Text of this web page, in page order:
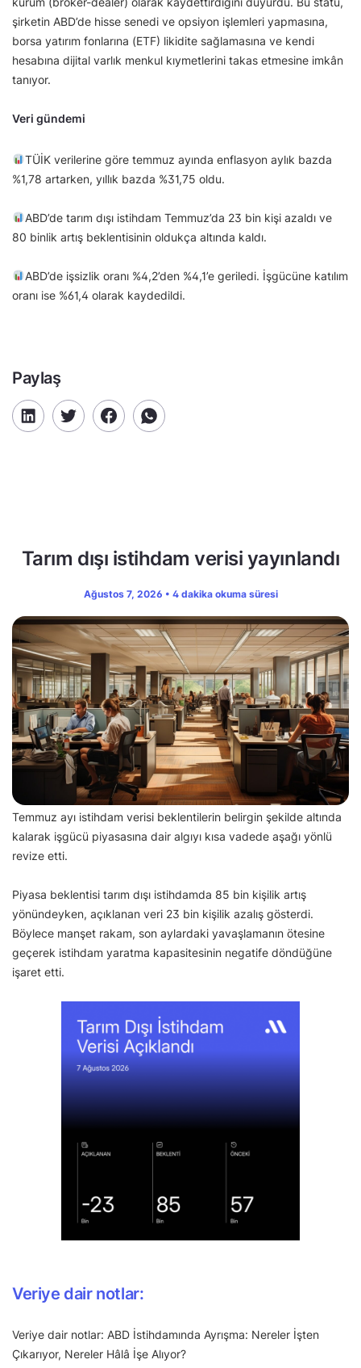
şirketin ABD’de hisse senedi ve opsiyon işlemleri yapmasına,
borsa yatırım fonlarına (ETF) likidite sağlamasına ve kendi
hesabına dijital varlık menkul kıymetlerini takas etmesine imkân
tanıyor.
Veri gündemi
TÜİK verilerine göre temmuz ayında enflasyon aylık bazda
%1,78 artarken, yıllık bazda %31,75 oldu.
ABD’de tarım dışı istihdam Temmuz’da 23 bin kişi azaldı ve
80 binlik artış beklentisinin oldukça altında kaldı.
ABD’de işsizlik oranı %4,2’den %4,1’e geriledi. İşgücüne katılım
oranı ise %61,4 olarak kaydedildi.
Paylaş
Tarım dışı istihdam verisi yayınlandı
Ağustos 7, 2026 • 4 dakika okuma süresi
Temmuz ayı istihdam verisi beklentilerin belirgin şekilde altında
kalarak işgücü piyasasına dair algıyı kısa vadede aşağı yönlü
revize etti.
Piyasa beklentisi tarım dışı istihdamda 85 bin kişilik artış
yönündeyken, açıklanan veri 23 bin kişilik azalış gösterdi.
Böylece manşet rakam, son aylardaki yavaşlamanın ötesine
geçerek istihdam yaratma kapasitesinin negatife döndüğüne
işaret etti.
Veriye dair notlar:
Veriye dair notlar: ABD İstihdamında Ayrışma: Nereler İşten
Çıkarıyor, Nereler Hâlâ İşe Alıyor?